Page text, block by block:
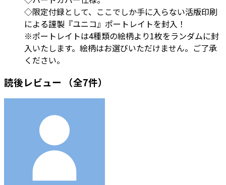
◇限定付録として、ここでしか手に入らない活版印刷
による謹製『ユニコ』ポートレイトを封入！
※ポートレイトは4種類の絵柄より1枚をランダムに封
入いたします。絵柄はお選びいただけません。ご了承
ください。
読後レビュー （全7件）